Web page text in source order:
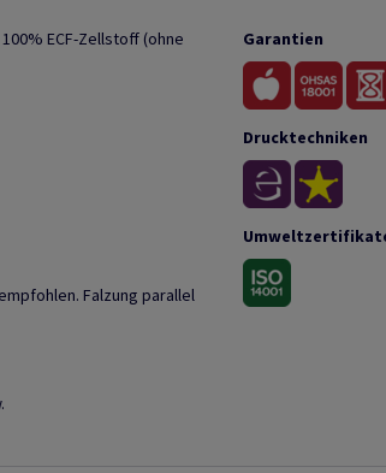
ECF-Zellstoff (ohne
Falzung parallel
Garantien
Drucktechniken